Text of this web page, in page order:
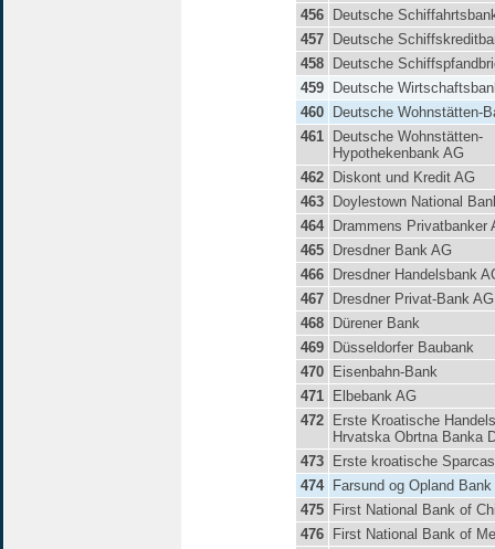
456
Deutsche
457
Deutsche
458
Deutsche
459
Deutsche
460
Deutsche Wohnstätten-
461
Deutsche Wohnstätten-
Hypothekenbank AG
462
Diskont und Kredit AG
463
Doylestown National
464
Drammens Privatbanker
465
Dresdner Bank AG
466
Dresdner Handelsbank
467
Dresdner Privat-Bank AG
468
Dürener Bank
469
Düsseldorfer Baubank
470
Eisenbahn-Bank
471
Elbebank AG
472
Erste Kroatische
Hrvatska Obrtna Banka
473
Erste kroatische
474
Farsund og Opland
475
First National Bank of
476
First National Bank of